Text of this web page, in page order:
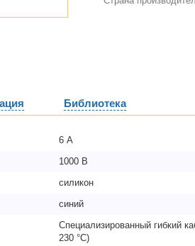
Библиотека
6 А
1000 В
силикон
синий
Специализированный гибкий
230 °C)